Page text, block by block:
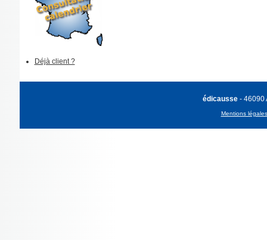
Déjà client ?
édicausse - 46090
Mentions légales